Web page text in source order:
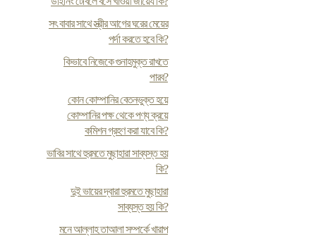
সৎ বাবার সাথে স্ত্রীর আগের ঘরের মেয়ের
পর্দা করতে হবে কি?
কিভাবে নিজেকে গুনাহমুক্ত রাখতে
পারব?
কোন কোম্পানির বেতনভুক্ত হয়ে
কোম্পানির পক্ষ থেকে পণ্য ক্রয়ে
কমিশন গ্রহণ করা যাবে কি?
ভাবির সাথে হুরমতে মুছাহারা সাব্যস্ত হয়
কি?
দুই ভায়ের দ্বারা হুরমতে মুছাহারা
সাব্যস্ত হয় কি?
মনে আল্লাহ তাআলা সম্পর্কে খারাপ